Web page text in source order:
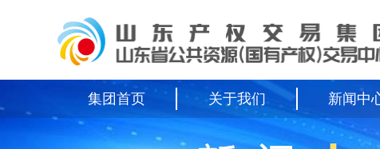
集团首页 关于我们 新闻中